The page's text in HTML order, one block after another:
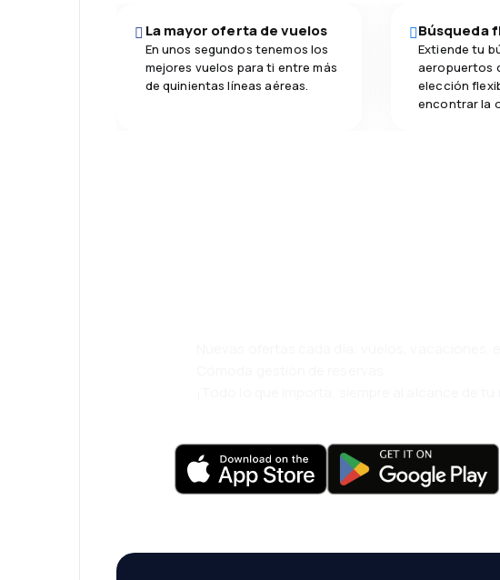
La mayor oferta de vuelos
En unos segundos tenemos los
mejores vuelos para ti entre más
de quinientas líneas aéreas.
Búsqueda
Extiende tu
aeropuertos
elección
encontrar la